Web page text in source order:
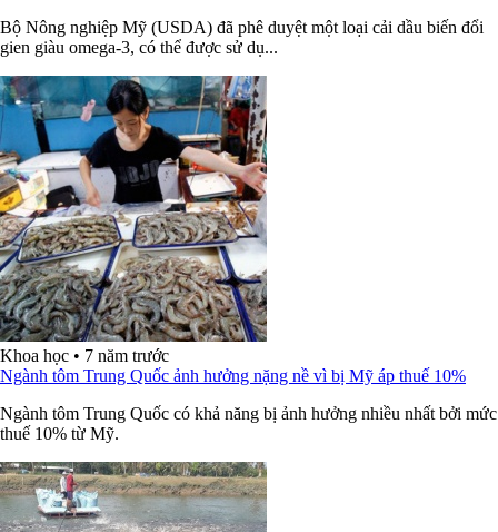
Bộ Nông nghiệp Mỹ (USDA) đã phê duyệt một loại cải dầu biến đổi
gien giàu omega-3, có thể được sử dụ...
Khoa học • 7 năm trước
Ngành tôm Trung Quốc ảnh hưởng nặng nề vì bị Mỹ áp thuế 10%
Ngành tôm Trung Quốc có khả năng bị ảnh hưởng nhiều nhất bởi mức
thuế 10% từ Mỹ.